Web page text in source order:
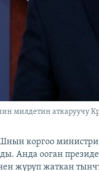
милдетин аткаруучу
коргоо
Анда ооган
жүрүп жаткан